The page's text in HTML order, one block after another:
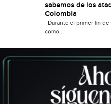
sabemos de los
Colombia
Durante el primer fin de
como...